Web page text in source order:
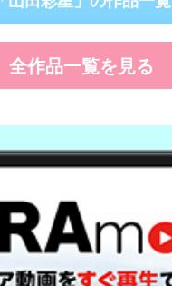
全作品一覧を見る